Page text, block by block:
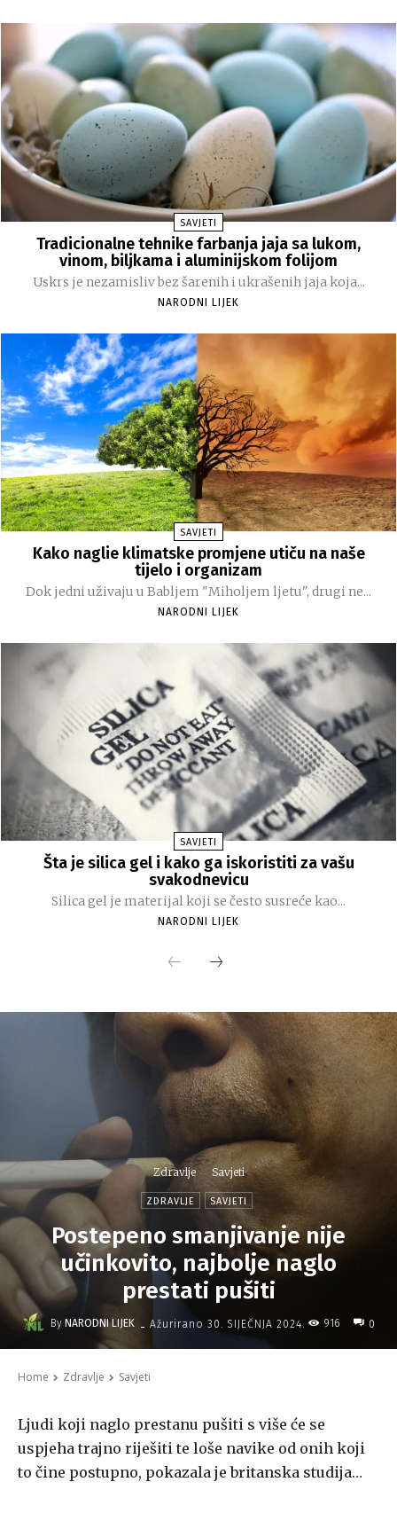
SAVJETI
Tradicionalne tehnike farbanja jaja sa lukom,
vinom, biljkama i aluminijskom folijom
Uskrs je nezamisliv bez šarenih i ukrašenih jaja koja...
NARODNI LIJEK
SAVJETI
Kako naglie klimatske promjene utiču na naše
tijelo i organizam
Dok jedni uživaju u Babljem "Miholjem ljetu", drugi ne...
NARODNI LIJEK
SAVJETI
Šta je silica gel i kako ga iskoristiti za vašu
svakodnevicu
Silica gel je materijal koji se često susreće kao...
NARODNI LIJEK